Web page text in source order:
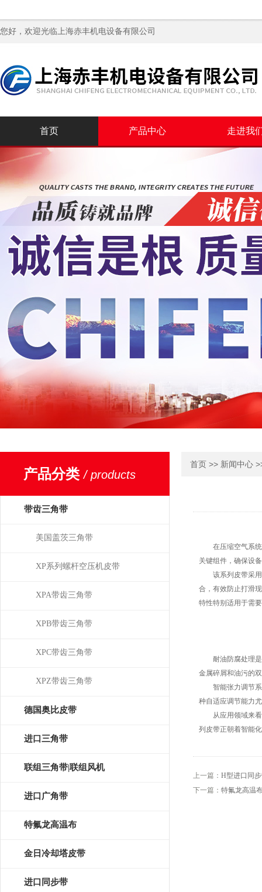
您好，欢迎光临上海赤丰机电设备有限公司
首页 产品中心 走进我
产品分类/ products
带齿三角带
美国盖茨三角带
XP系列螺杆空压机皮带
XPA带齿三角带
XPB带齿三角带
XPC带齿三角带
XPZ带齿三角带
德国奥比皮带
OPTIBELT
进口三角带
联组三角带|联组风机
皮带
进口广角带
特氟龙高温布
金日冷却塔皮带
进口同步带
首页 >> 新闻中心
在压缩空气系统
关键组件，确保设
该系列皮带采用
合，有效防止打滑
特性特别适用于需
耐油防腐处理是
金属碎屑和油污的
智能张力调节系
种自适应调节能力
从应用领域来看
列皮带正朝着智能
上一篇： H型进口同
下一篇： 特氟龙高温